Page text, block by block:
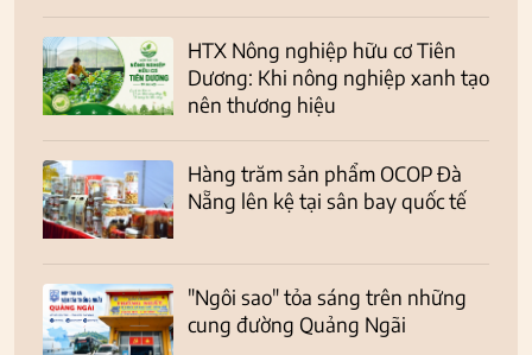
HTX Nông nghiệp hữu cơ Tiên
Dương: Khi nông nghiệp xanh tạo
nên thương hiệu
Hàng trăm sản phẩm OCOP Đà
Nẵng lên kệ tại sân bay quốc tế
"Ngôi sao" tỏa sáng trên những
cung đường Quảng Ngãi